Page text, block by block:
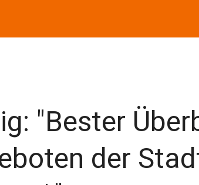
"Bester
der